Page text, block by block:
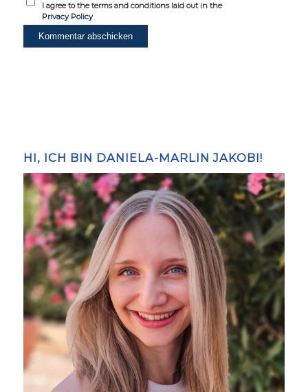
I agree to the terms and conditions laid out in the
Privacy Policy
HI, ICH BIN DANIELA-MARLIN JAKOBI!